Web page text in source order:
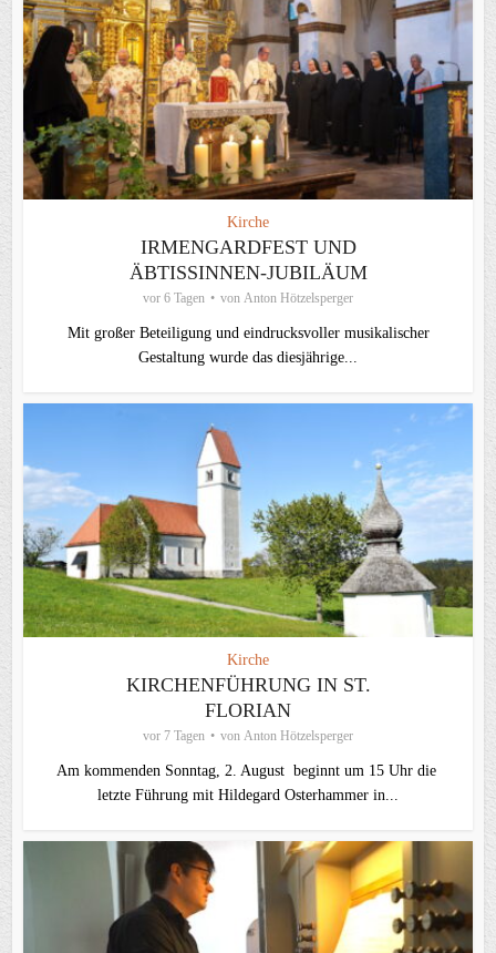
Kirche
IRMENGARDFEST UND
ÄBTISSINNEN-JUBILÄUM
vor 6 Tagen von Anton Hötzelsperger
Mit großer Beteiligung und eindrucksvoller musikalischer
Gestaltung wurde das diesjährige...
Kirche
KIRCHENFÜHRUNG IN ST.
FLORIAN
vor 7 Tagen von Anton Hötzelsperger
Am kommenden Sonntag, 2. August beginnt um 15 Uhr die
letzte Führung mit Hildegard Osterhammer in...